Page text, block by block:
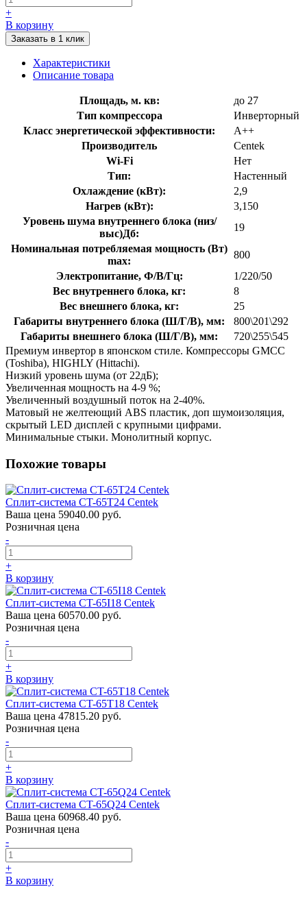
+
В корзину
Заказать в 1 клик
Характеристики
Описание товара
Площадь, м. кв:
до 27
Тип компрессора
Инверторный
Класс энергетической эффективности:
A++
Производитель
Centek
Wi-Fi
Нет
Тип:
Настенный
Охлаждение (кВт):
2,9
Нагрев (кВт):
3,150
Уровень шума внутреннего блока (низ/
выс)Дб:
19
Номинальная потребляемая мощность (Вт)
max:
800
Электропитание, Ф/В/Гц:
1/220/50
Вес внутреннего блока, кг:
8
Вес внешнего блока, кг:
25
Габариты внутреннего блока (Ш/Г/В), мм:
800\201\292
Габариты внешнего блока (Ш/Г/В), мм:
720\255\545
Премиум инвертор в японском стиле. Компрессоры GMCC
(Toshiba), HIGHLY (Hittachi).
Низкий уровень шума (от 22дБ);
Увеличенная мощность на 4-9 %;
Увеличенный воздушный поток на 2-40%.
Матовый не желтеющий ABS пластик, доп шумоизоляция,
скрытый LED дисплей с крупными цифрами.
Минимальные стыки. Монолитный корпус.
Похожие товары
Сплит-система CT-65T24 Centek
Ваша цена 59040.00 руб.
Розничная цена
-
+
В корзину
Сплит-система CT-65I18 Centek
Ваша цена 60570.00 руб.
Розничная цена
-
+
В корзину
Сплит-система CT-65T18 Centek
Ваша цена 47815.20 руб.
Розничная цена
-
+
В корзину
Сплит-система CT-65Q24 Centek
Ваша цена 60968.40 руб.
Розничная цена
-
+
В корзину